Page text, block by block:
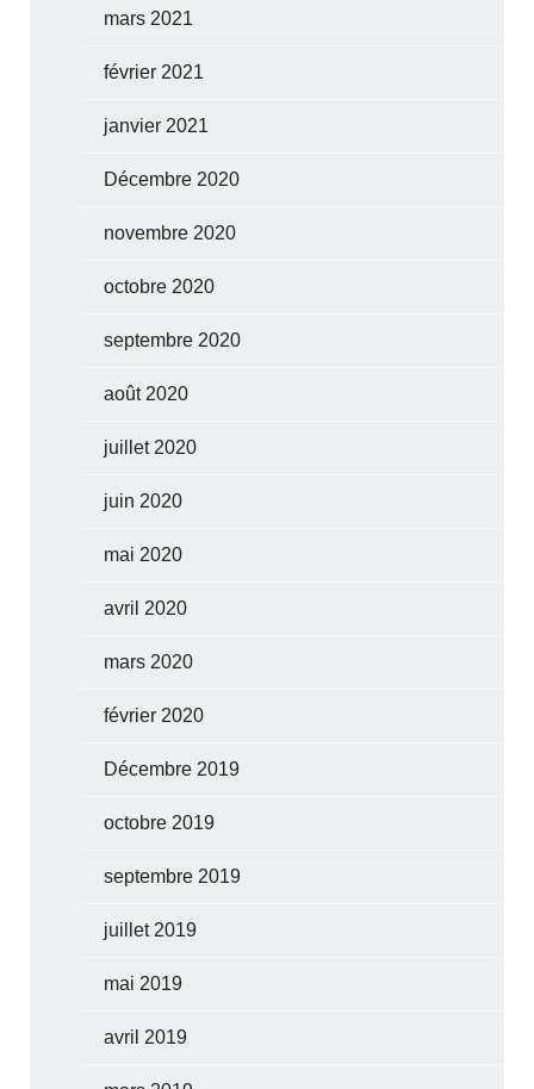
mars 2021
février 2021
janvier 2021
Décembre 2020
novembre 2020
octobre 2020
septembre 2020
août 2020
juillet 2020
juin 2020
mai 2020
avril 2020
mars 2020
février 2020
Décembre 2019
octobre 2019
septembre 2019
juillet 2019
mai 2019
avril 2019